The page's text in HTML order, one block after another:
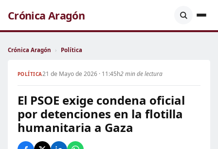
Crónica Aragón
Crónica Aragón › Política
POLÍTICA21 de Mayo de 2026 · 11:45h2 min de lectura
El PSOE exige condena oficial
por detenciones en la flotilla
humanitaria a Gaza